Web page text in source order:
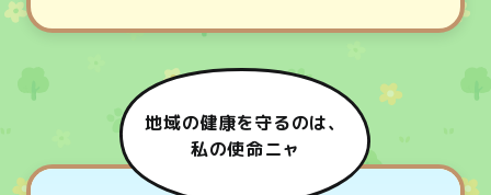
地域の健康を守るのは、
私の使命ニャ